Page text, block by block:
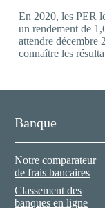
En 2020, les PER
un rendement de
attendre décembre
connaître les
Banque
Notre comparateur
de frais bancaires
Classement des
banques en ligne